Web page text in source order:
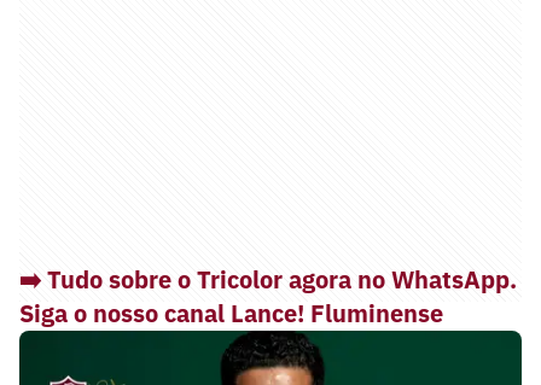
➡️ Tudo sobre o Tricolor agora no WhatsApp.
Siga o nosso canal Lance! Fluminense